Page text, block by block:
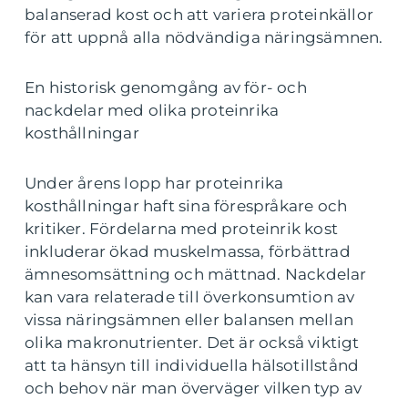
balanserad kost och att variera proteinkällor
för att uppnå alla nödvändiga näringsämnen.
En historisk genomgång av för- och
nackdelar med olika proteinrika
kosthållningar
Under årens lopp har proteinrika
kosthållningar haft sina förespråkare och
kritiker. Fördelarna med proteinrik kost
inkluderar ökad muskelmassa, förbättrad
ämnesomsättning och mättnad. Nackdelar
kan vara relaterade till överkonsumtion av
vissa näringsämnen eller balansen mellan
olika makronutrienter. Det är också viktigt
att ta hänsyn till individuella hälsotillstånd
och behov när man överväger vilken typ av